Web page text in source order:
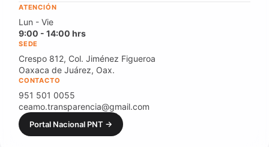
ATENCIÓN
Lun - Vie
9:00 - 14:00 hrs
SEDE
Crespo 812, Col. Jiménez Figueroa
Oaxaca de Juárez, Oax.
CONTACTO
951 501 0055
ceamo.transparencia@gmail.com
Portal Nacional PNT →